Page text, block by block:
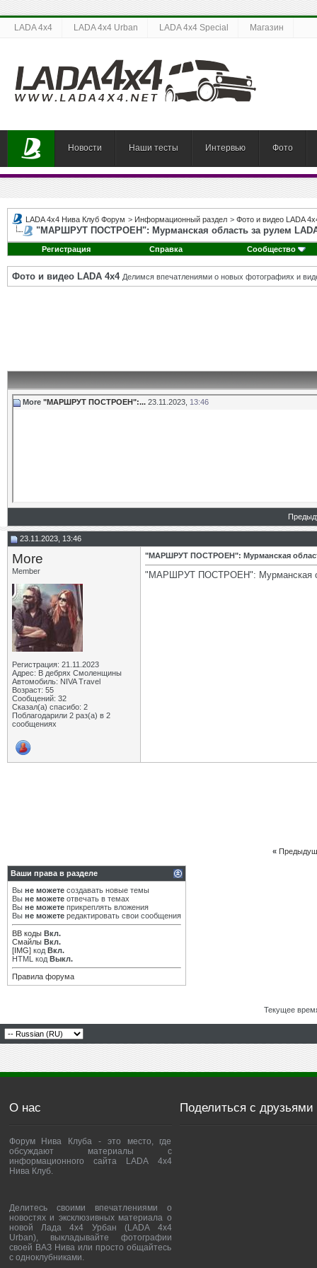
LADA 4x4 LADA 4x4 Urban LADA 4x4 Special Магазин
Новости Наши тесты Интервью Фото
LADA 4x4 Нива Клуб Форум > Информационный раздел > Фото и видео LADA
"МАРШРУТ ПОСТРОЕН": Мурманская область за рулем
Регистрация Справка Сообщество
Фото и видео LADA 4x4 Делимся впечатлениями о новых фотографиях и
More "МАРШРУТ ПОСТРОЕН":... 23.11.2023, 13:46
23.11.2023, 13:46
More
Member
Регистрация: 21.11.2023
Адрес: В дебрях Смоленщины
Автомобиль: NIVA Travel
Возраст: 55
Сообщений: 32
Сказал(а) спасибо: 2
Поблагодарили 2 раз(а) в 2
сообщениях
"МАРШРУТ ПОСТРОЕН": Мурманская
"МАРШРУТ ПОСТРОЕН": Мурманская
«
Ваши права в разделе
Вы не можете создавать новые темы
Вы не можете отвечать в темах
Вы не можете прикреплять вложения
Вы не можете редактировать свои сообщения
BB коды Вкл.
Смайлы Вкл.
[IMG] код Вкл.
HTML код Выкл.
Правила форума
Текущее
О нас
Форум Нива Клуба - это место, где
обсуждают материалы с
информационного сайта LADA 4x4
Нива Клуб.
Делитесь своими впечатлениями о
новостях и эксклюзивных материала о
новой Лада 4х4 Урбан (LADA 4x4
Urban), выкладывайте фотографии
своей ВАЗ Нива или просто общайтесь
с одноклубниками.
Поделиться с друзьями